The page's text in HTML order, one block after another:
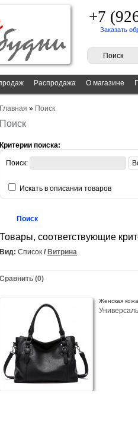
+7
Заказать
Распродажа О магазине
Главная » Поиск
Поиск
Критерии поиска:
Поиск:
Искать в описании товаров
Товары, соответствующие
Вид: Список / Витрина
Сравнить (0)
Женская